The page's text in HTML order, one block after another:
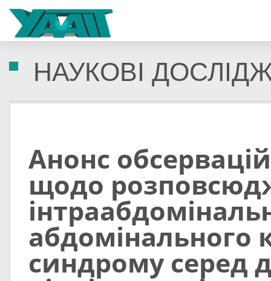
НАУКОВІ
Анонс
щодо
абдомінального
синдрому серед